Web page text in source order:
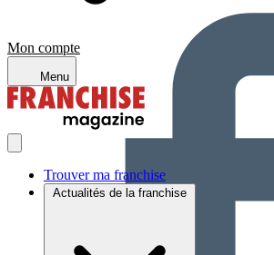
Mon compte
Menu
Trouver ma franchise
Actualités de la franchise